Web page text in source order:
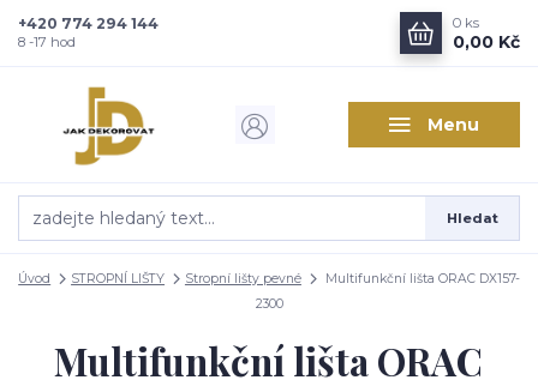
Menu
Hledat
+420 774 294 144
8 -17 hod
0 ks
0,00 Kč
Úvod STROPNÍ LIŠTY Stropní lišty pevné
Multifunkční lišta ORAC DX157-
2300
Multifunkční lišta ORAC
Zajímá vás, co nového v
Kam poslat informaci o novinkách v interiérovém designu?
zpracováním osobních údajů
Zavřít